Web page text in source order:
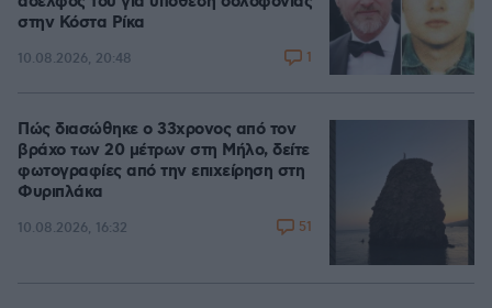
στην Κόστα Ρίκα
10.08.2026, 20:48 1
Πώς διασώθηκε ο 33χρονος από τον
βράχο των 20 μέτρων στη Μήλο, δείτε
φωτογραφίες από την επιχείρηση στη
Φυριπλάκα
10.08.2026, 16:32 51